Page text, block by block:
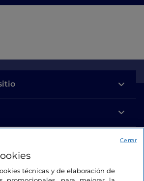
técnicas y de elaboración de
Cerrar